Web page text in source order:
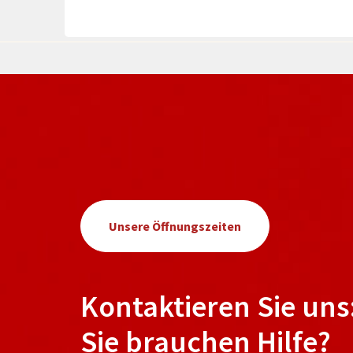
Unsere Öffnungszeiten
Kontaktieren Sie
Sie brauchen Hilfe?